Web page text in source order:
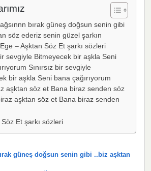
bırak güneş doğsun senin gibi
söz ederiz senin güzel şarkın
– Aşktan Söz Et şarkı sözleri
sevgiyle Bitmeyecek bir aşkla Seni
Sınırsız bir sevgiyle
bir aşkla Seni bana çağırıyorum
aşktan söz et Bana biraz senden söz
aşktan söz et Bana biraz senden
Et şarkı sözleri
güneş doğsun senin gibi ..biz aşktan